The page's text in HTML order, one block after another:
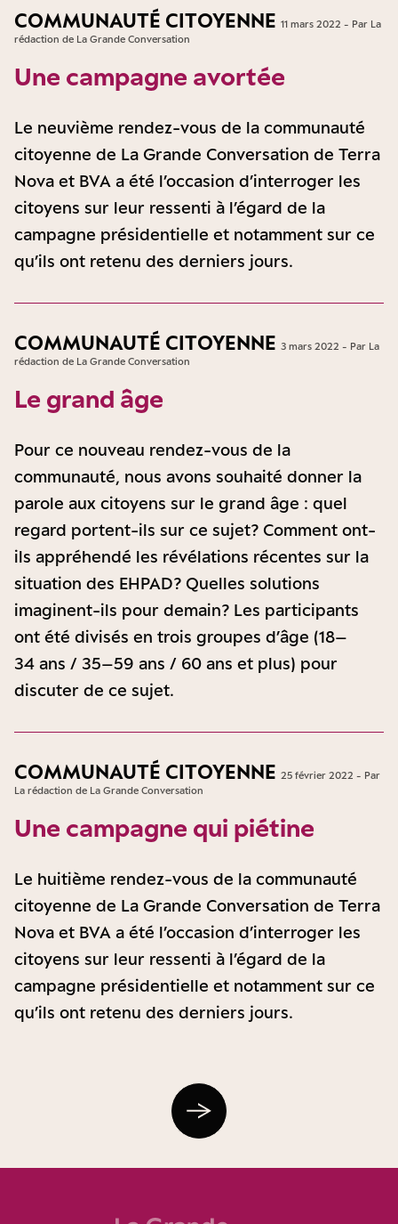
COMMUNAUTÉ CITOYENNE 11 mars 2022 - Par La
rédaction de La Grande Conversation
Une campagne avortée
Le neuvième rendez-vous de la communauté
citoyenne de La Grande Conversation de Terra
Nova et BVA a été l’occasion d’interroger les
citoyens sur leur ressenti à l’égard de la
campagne présidentielle et notamment sur ce
qu’ils ont retenu des derniers jours.
COMMUNAUTÉ CITOYENNE 3 mars 2022 - Par La
rédaction de La Grande Conversation
Le grand âge
Pour ce nouveau rendez-vous de la
communauté, nous avons souhaité donner la
parole aux citoyens sur le grand âge : quel
regard portent-ils sur ce sujet ? Comment ont-
ils appréhendé les révélations récentes sur la
situation des EHPAD ? Quelles solutions
imaginent-ils pour demain ? Les participants
ont été divisés en trois groupes d’âge (18–
34 ans / 35–59 ans / 60 ans et plus) pour
discuter de ce sujet.
COMMUNAUTÉ CITOYENNE 25 février 2022 - Par
La rédaction de La Grande Conversation
Une campagne qui piétine
Le huitième rendez-vous de la communauté
citoyenne de La Grande Conversation de Terra
Nova et BVA a été l’occasion d’interroger les
citoyens sur leur ressenti à l’égard de la
campagne présidentielle et notamment sur ce
qu’ils ont retenu des derniers jours.